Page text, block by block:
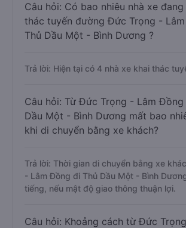
Câu hỏi: Có bao nhiêu nhà xe đang
thác tuyến đường Đức Trọng -
Thủ Dầu Một - Bình Dương ?
Trả lời: Hiện tại có 4 nhà xe khai thác
Câu hỏi: Từ Đức Trọng - Lâm Đồng
Dầu Một - Bình Dương mất bao
khi di chuyển bằng xe khách?
Trả lời: Thời gian di chuyển bằng xe
- Lâm Đồng đi Thủ Dầu Một - Bình
tiếng, nếu mật độ giao thông thuận lợi.
Câu hỏi: Khoảng cách từ Đức